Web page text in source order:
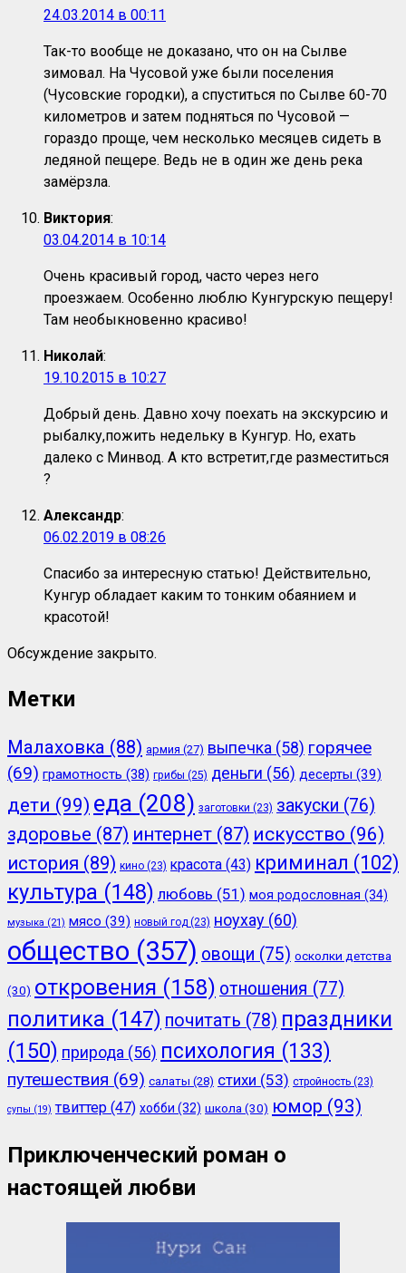
24.03.2014 в 00:11
Так-то вообще не доказано, что он на Сылве
зимовал. На Чусовой уже были поселения
(Чусовские городки), а спуститься по Сылве 60-70
километров и затем подняться по Чусовой —
гораздо проще, чем несколько месяцев сидеть в
ледяной пещере. Ведь не в один же день река
замёрзла.
Виктория:
03.04.2014 в 10:14
Очень красивый город, часто через него
проезжаем. Особенно люблю Кунгурскую пещеру!
Там необыкновенно красиво!
Николай:
19.10.2015 в 10:27
Добрый день. Давно хочу поехать на экскурсию и
рыбалку,пожить недельку в Кунгур. Но, ехать
далеко с Минвод. А кто встретит,где разместиться
?
Александр:
06.02.2019 в 08:26
Спасибо за интересную статью! Действительно,
Кунгур обладает каким то тонким обаянием и
красотой!
Обсуждение закрыто.
Метки
Малаховка (88) армия (27) выпечка (58) горячее
(69) грамотность (38) грибы (25) деньги (56) десерты (39)
дети (99) еда (208) заготовки (23) закуски (76)
здоровье (87) интернет (87) искусство (96)
история (89) кино (23) красота (43) криминал (102)
культура (148) любовь (51) моя родословная (34)
музыка (21) мясо (39) новый год (23) ноухау (60)
общество (357) овощи (75) осколки детства
(30) откровения (158) отношения (77)
политика (147) почитать (78) праздники
(150) природа (56) психология (133)
путешествия (69) салаты (28) стихи (53) стройность (23)
супы (19) твиттер (47) хобби (32) школа (30) юмор (93)
Приключенческий роман о
настоящей любви